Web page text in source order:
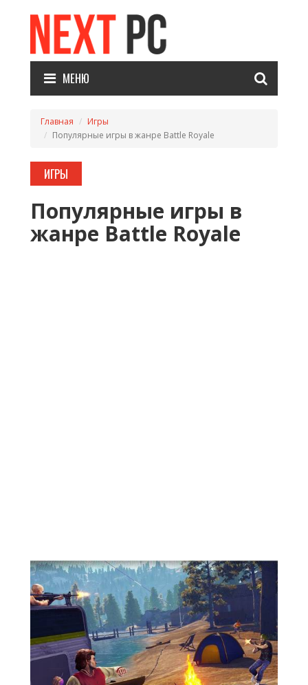
МЕНЮ
Главная
Игры
Популярные игры в жанре Battle Royale
ИГРЫ
Популярные игры в
жанре Battle Royale